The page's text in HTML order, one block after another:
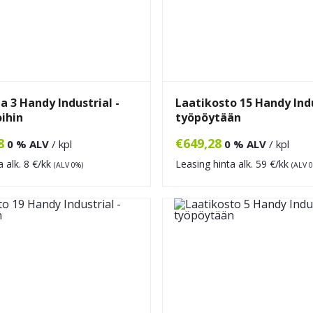
3 Handy Industrial -
0 % ALV / kpl
alk. 8 €/kk (ALV 0%)
Laatikosto 15 Handy
työpöytään
€649,28 0 % ALV / kpl
Leasing hinta alk. 59 €/kk (ALV